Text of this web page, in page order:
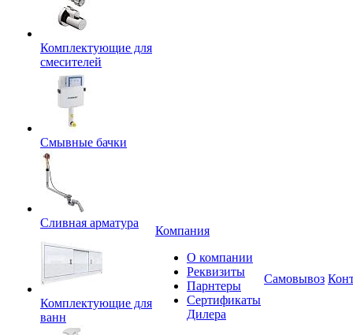
Комплектующие для
смесителей
Смывные бачки
Сливная арматура
Комплектующие для
ванн
Компания
О компании
Реквизиты
Парнтеры
Сертификаты
Дилера
Самовывоз